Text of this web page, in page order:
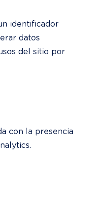
identificador
datos
del sitio por
con la presencia